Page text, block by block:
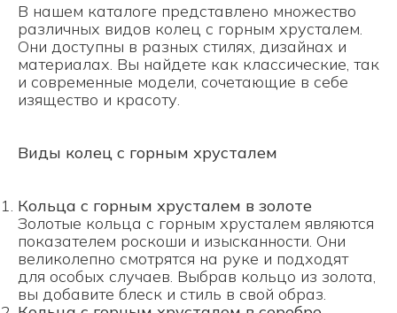
В нашем каталоге представлено множество
различных видов колец с горным хрусталем.
Они доступны в разных стилях, дизайнах и
материалах. Вы найдете как классические, так
и современные модели, сочетающие в себе
изящество и красоту.
Виды колец с горным хрусталем
Кольца с горным хрусталем в золоте
Золотые кольца с горным хрусталем являются
показателем роскоши и изысканности. Они
великолепно смотрятся на руке и подходят
для особых случаев. Выбрав кольцо из золота,
вы добавите блеск и стиль в свой образ.